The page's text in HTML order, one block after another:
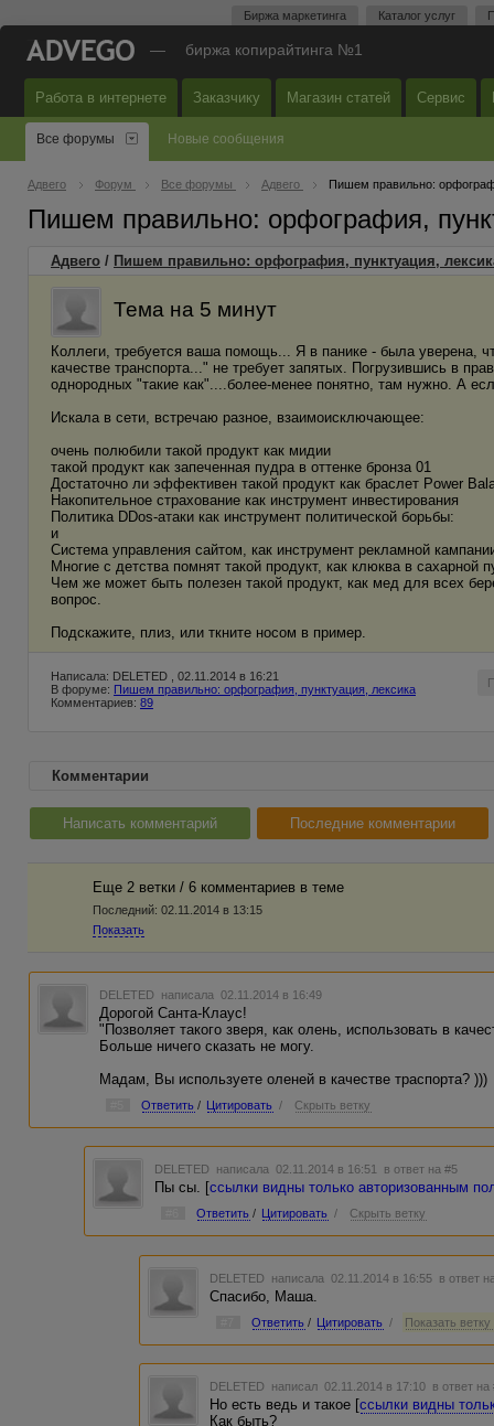
Биржа маркетинга Каталог услуг
— биржа копирайтинга №1
Работа в интернете Заказчику Магазин статей Сервис
Все форумы Новые сообщения
Адвего Форум Все форумы Адвего Пишем правильно:
Пишем правильно: орфография,
Адвего / Пишем правильно: орфография, пунктуация,
Тема на 5 минут
Коллеги, требуется ваша помощь... Я в панике - была уверена,
качестве транспорта..." не требует запятых. Погрузившись в
однородных "такие как"....более-менее понятно, там нужно. А
Искала в сети, встречаю разное, взаимоисключающее:
очень полюбили такой продукт как мидии
такой продукт как запеченная пудра в оттенке бронза 01
Достаточно ли эффективен такой продукт как браслет Power
Накопительное страхование как инструмент инвестирования
Политика DDos-атаки как инструмент политической борьбы:
и
Система управления сайтом, как инструмент рекламной
Многие с детства помнят такой продукт, как клюква в сахарной
Чем же может быть полезен такой продукт, как мед для всех
вопрос.
Подскажите, плиз, или ткните носом в пример.
Написала: DELETED , 02.11.2014 в 16:21
В форуме: Пишем правильно: орфография, пунктуация, лексика
Комментариев: 89
Комментарии
Написать комментарий Последние комментарии
Еще 2 ветки / 6 комментариев в темe
Последний: 02.11.2014 в 13:15
Показать
DELETED написала 02.11.2014 в 16:49
Дорогой Санта-Клаус!
"Позволяет такого зверя, как олень, использовать в
Больше ничего сказать не могу.
Мадам, Вы используете оленей в качестве траспорта? )))
Ответить / Цитировать / Скрыть ветку
DELETED написала 02.11.2014 в 16:51 в ответ на #5
Пы сы. [ссылки видны только авторизованным
Ответить / Цитировать / Скрыть ветку
DELETED написала 02.11.2014 в 16:55 в ответ
Спасибо, Маша.
Ответить / Цитировать / Показать
DELETED написал 02.11.2014 в 17:10 в ответ на
Но есть ведь и такое [ссылки видны
Как быть?